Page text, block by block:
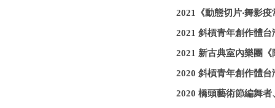
2021《動態切片‧舞影
2021 斜槓青年創作體
2021 新古典室內樂團
2020 斜槓青年創作體
2020 橋頭藝術節編舞者